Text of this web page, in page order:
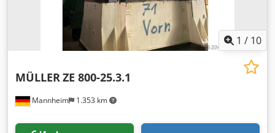
1 / 10
Mannheim 1.353 km
MÜLLERZE 800-25.3.1